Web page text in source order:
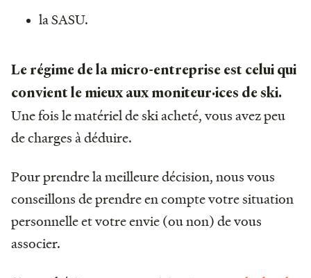
la SASU.
Le régime de la micro-entreprise est celui qui
convient le mieux aux moniteur·ices de ski.
Une fois le matériel de ski acheté, vous avez peu
de charges à déduire.
Pour prendre la meilleure décision, nous vous
conseillons de prendre en compte votre situation
personnelle et votre envie (ou non) de vous
associer.